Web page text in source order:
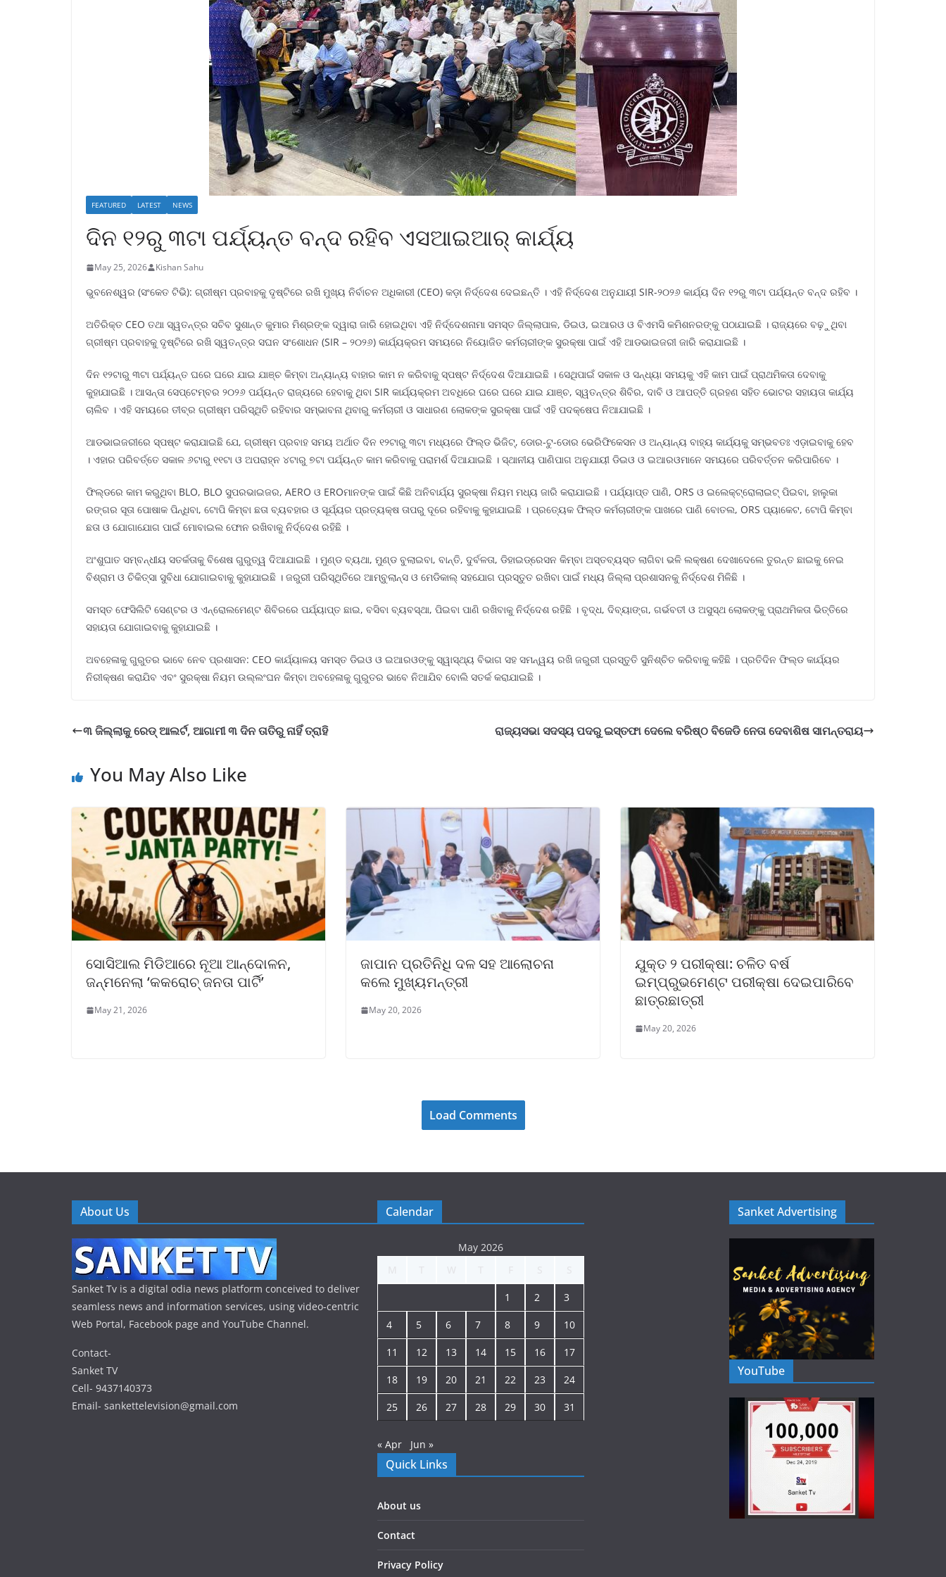
FEATURED LATEST NEWS
ଦିନ ୧୨ରୁ ୩ଟା ପର୍ଯ୍ୟନ୍ତ ବନ୍ଦ ରହିବ ଏସଆଇଆର୍ କାର୍ଯ୍ୟ
May 25, 2026 Kishan Sahu
ଭୁବନେଶ୍ୱର (ସଂକେତ ଟିଭି): ଗ୍ରୀଷ୍ମ ପ୍ରବାହକୁ ଦୃଷ୍ଟିରେ ରଖି ମୁଖ୍ୟ ନିର୍ବାଚନ ଅଧିକାରୀ (CEO) କଡ଼ା ନିର୍ଦ୍ଦେଶ ଦେଇଛନ୍ତି । ଏହି ନିର୍ଦ୍ଦେଶ ଅନୁଯାୟୀ SIR-୨୦୨୬ କାର୍ଯ୍ୟ ଦିନ ୧୨ରୁ ୩ଟା ପର୍ଯ୍ୟନ୍ତ ବନ୍ଦ ରହିବ ।
ଅତିରିକ୍ତ CEO ତଥା ସ୍ୱତନ୍ତ୍ର ସଚିବ ସୁଶାନ୍ତ କୁମାର ମିଶ୍ରଙ୍କ ଦ୍ୱାରା ଜାରି ହୋଇଥିବା ଏହି ନିର୍ଦ୍ଦେଶନାମା ସମସ୍ତ ଜିଲ୍ଲାପାଳ, ଡିଇଓ, ଇଆରଓ ଓ ବିଏମସି କମିଶନରଙ୍କୁ ପଠାଯାଇଛି । ରାଜ୍ୟରେ ବଢ଼ୁଥିବା
ଗ୍ରୀଷ୍ମ ପ୍ରବାହକୁ ଦୃଷ୍ଟିରେ ରଖି ସ୍ୱତନ୍ତ୍ର ସଘନ ସଂଶୋଧନ (SIR – ୨୦୨୬) କାର୍ଯ୍ୟକ୍ରମ ସମୟରେ ନିୟୋଜିତ କର୍ମଚାରୀଙ୍କ ସୁରକ୍ଷା ପାଇଁ ଏହି ଆଡଭାଇଜରୀ ଜାରି କରାଯାଇଛି ।
ଦିନ ୧୨ଟାରୁ ୩ଟା ପର୍ଯ୍ୟନ୍ତ ଘରେ ଘରେ ଯାଇ ଯାଞ୍ଚ କିମ୍ବା ଅନ୍ୟାନ୍ୟ ବାହାର କାମ ନ କରିବାକୁ ସ୍ପଷ୍ଟ ନିର୍ଦ୍ଦେଶ ଦିଆଯାଇଛି । ସେଥିପାଇଁ ସକାଳ ଓ ସନ୍ଧ୍ୟା ସମୟକୁ ଏହି କାମ ପାଇଁ ପ୍ରାଥମିକତା ଦେବାକୁ
କୁହାଯାଇଛି । ଆସନ୍ତା ସେପ୍ଟେମ୍ବର ୨୦୨୬ ପର୍ଯ୍ୟନ୍ତ ରାଜ୍ୟରେ ହେବାକୁ ଥିବା SIR କାର୍ଯ୍ୟକ୍ରମ ଅବଧିରେ ଘରେ ଘରେ ଯାଇ ଯାଞ୍ଚ, ସ୍ୱତନ୍ତ୍ର ଶିବିର, ଦାବି ଓ ଆପତ୍ତି ଗ୍ରହଣ ସହିତ ଭୋଟର ସହାୟତା କାର୍ଯ୍ୟ
ଚାଲିବ । ଏହି ସମୟରେ ତୀବ୍ର ଗ୍ରୀଷ୍ମ ପରିସ୍ଥିତି ରହିବାର ସମ୍ଭାବନା ଥିବାରୁ କର୍ମଚାରୀ ଓ ସାଧାରଣ ଲୋକଙ୍କ ସୁରକ୍ଷା ପାଇଁ ଏହି ପଦକ୍ଷେପ ନିଆଯାଇଛି ।
ଆଡଭାଇଜରୀରେ ସ୍ପଷ୍ଟ କରାଯାଇଛି ଯେ, ଗ୍ରୀଷ୍ମ ପ୍ରବାହ ସମୟ ଅର୍ଥାତ ଦିନ ୧୨ଟାରୁ ୩ଟା ମଧ୍ୟରେ ଫିଲ୍ଡ ଭିଜିଟ୍, ଡୋର-ଟୁ-ଡୋର ଭେରିଫିକେସନ ଓ ଅନ୍ୟାନ୍ୟ ବାହ୍ୟ କାର୍ଯ୍ୟକୁ ସମ୍ଭବତଃ ଏଡ଼ାଇବାକୁ ହେବ
। ଏହାର ପରିବର୍ତ୍ତେ ସକାଳ ୬ଟାରୁ ୧୧ଟା ଓ ଅପରାହ୍ନ ୪ଟାରୁ ୭ଟା ପର୍ଯ୍ୟନ୍ତ କାମ କରିବାକୁ ପରାମର୍ଶ ଦିଆଯାଇଛି । ସ୍ଥାନୀୟ ପାଣିପାଗ ଅନୁଯାୟୀ ଡିଇଓ ଓ ଇଆରଓମାନେ ସମୟରେ ପରିବର୍ତ୍ତନ କରିପାରିବେ ।
ଫିଲ୍ଡରେ କାମ କରୁଥିବା BLO, BLO ସୁପରଭାଇଜର, AERO ଓ EROମାନଙ୍କ ପାଇଁ କିଛି ଅନିବାର୍ଯ୍ୟ ସୁରକ୍ଷା ନିୟମ ମଧ୍ୟ ଜାରି କରାଯାଇଛି । ପର୍ଯ୍ୟାପ୍ତ ପାଣି, ORS ଓ ଇଲେକ୍ଟ୍ରୋଲାଇଟ୍ ପିଇବା, ହାଲୁକା
ରଙ୍ଗର ସୂତା ପୋଷାକ ପିନ୍ଧିବା, ଟୋପି କିମ୍ବା ଛତା ବ୍ୟବହାର ଓ ସୂର୍ଯ୍ୟର ପ୍ରତ୍ୟକ୍ଷ ତାପରୁ ଦୂରେ ରହିବାକୁ କୁହାଯାଇଛି । ପ୍ରତ୍ୟେକ ଫିଲ୍ଡ କର୍ମଚାରୀଙ୍କ ପାଖରେ ପାଣି ବୋତଲ, ORS ପ୍ୟାକେଟ, ଟୋପି କିମ୍ବା
ଛତା ଓ ଯୋଗାଯୋଗ ପାଇଁ ମୋବାଇଲ ଫୋନ ରଖିବାକୁ ନିର୍ଦ୍ଦେଶ ରହିଛି ।
ଅଂଶୁଘାତ ସମ୍ବନ୍ଧୀୟ ସତର୍କତାକୁ ବିଶେଷ ଗୁରୁତ୍ୱ ଦିଆଯାଇଛି । ମୁଣ୍ଡ ବ୍ୟଥା, ମୁଣ୍ଡ ବୁଲାଇବା, ବାନ୍ତି, ଦୁର୍ବଳତା, ଡିହାଇଡ୍ରେସନ କିମ୍ବା ଅସ୍ତବ୍ୟସ୍ତ ଲାଗିବା ଭଳି ଲକ୍ଷଣ ଦେଖାଦେଲେ ତୁରନ୍ତ ଛାଇକୁ ନେଇ
ବିଶ୍ରାମ ଓ ଚିକିତ୍ସା ସୁବିଧା ଯୋଗାଇବାକୁ କୁହାଯାଇଛି । ଜରୁରୀ ପରିସ୍ଥିତିରେ ଆମ୍ବୁଲାନ୍ସ ଓ ମେଡିକାଲ୍ ସହଯୋଗ ପ୍ରସ୍ତୁତ ରଖିବା ପାଇଁ ମଧ୍ୟ ଜିଲ୍ଲା ପ୍ରଶାସନକୁ ନିର୍ଦ୍ଦେଶ ମିଳିଛି ।
ସମସ୍ତ ଫେସିଲିଟି ସେଣ୍ଟର ଓ ଏନ୍ରୋଲମେଣ୍ଟ ଶିବିରରେ ପର୍ଯ୍ୟାପ୍ତ ଛାଇ, ବସିବା ବ୍ୟବସ୍ଥା, ପିଇବା ପାଣି ରଖିବାକୁ ନିର୍ଦ୍ଦେଶ ରହିଛି । ବୃଦ୍ଧ, ଦିବ୍ୟାଙ୍ଗ, ଗର୍ଭବତୀ ଓ ଅସୁସ୍ଥ ଲୋକଙ୍କୁ ପ୍ରାଥମିକତା ଭିତ୍ତିରେ
ସହାୟତା ଯୋଗାଇବାକୁ କୁହାଯାଇଛି ।
ଅବହେଳାକୁ ଗୁରୁତର ଭାବେ ନେବ ପ୍ରଶାସନ: CEO କାର୍ଯ୍ୟାଳୟ ସମସ୍ତ ଡିଇଓ ଓ ଇଆରଓଙ୍କୁ ସ୍ୱାସ୍ଥ୍ୟ ବିଭାଗ ସହ ସମନ୍ୱୟ ରଖି ଜରୁରୀ ପ୍ରସ୍ତୁତି ସୁନିଶ୍ଚିତ କରିବାକୁ କହିଛି । ପ୍ରତିଦିନ ଫିଲ୍ଡ କାର୍ଯ୍ୟର
ନିରୀକ୍ଷଣ କରାଯିବ ଏବଂ ସୁରକ୍ଷା ନିୟମ ଉଲ୍ଲଂଘନ କିମ୍ବା ଅବହେଳାକୁ ଗୁରୁତର ଭାବେ ନିଆଯିବ ବୋଲି ସତର୍କ କରାଯାଇଛି ।
୩ ଜିଲ୍ଲାକୁ ରେଡ୍ ଆଲର୍ଟ, ଆଗାମୀ ୩ ଦିନ ତାତିରୁ ନାହିଁ ତ୍ରାହି ରାଜ୍ୟସଭା ସଦସ୍ୟ ପଦରୁ ଇସ୍ତଫା ଦେଲେ ବରିଷ୍ଠ ବିଜେଡି ନେତା ଦେବାଶିଷ ସାମନ୍ତରାୟ
You May Also Like
ସୋସିଆଲ ମିଡିଆରେ ନୂଆ ଆନ୍ଦୋଳନ,
ଜନ୍ମନେଲା ‘କକରୋଚ୍ ଜନତା ପାର୍ଟି’
May 21, 2026
ଜାପାନ ପ୍ରତିନିଧି ଦଳ ସହ ଆଲୋଚନା
କଲେ ମୁଖ୍ୟମନ୍ତ୍ରୀ
May 20, 2026
ଯୁକ୍ତ ୨ ପରୀକ୍ଷା: ଚଳିତ ବର୍ଷ
ଇମ୍ପ୍ରୁଭମେଣ୍ଟ ପରୀକ୍ଷା ଦେଇପାରିବେ
ଛାତ୍ରଛାତ୍ରୀ
May 20, 2026
Load Comments
About Us
Sanket Tv is a digital odia news platform conceived to deliver
seamless news and information services, using video-centric
Web Portal, Facebook page and YouTube Channel.
Contact-
Sanket TV
Cell- 9437140373
Email- sankettelevision@gmail.com
Calendar
May 2026
1 2 3
4 5 6 7 8 9 10
11 12 13 14 15 16 17
18 19 20 21 22 23 24
25 26 27 28 29 30 31
« Apr Jun »
Quick Links
About us
Contact
Privacy Policy
Sanket Advertising
YouTube